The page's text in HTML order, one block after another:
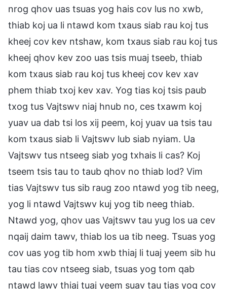
nrog qhov uas tsuas yog hais cov lus no xwb,
thiab koj ua li ntawd kom txaus siab rau koj tus
kheej cov kev ntshaw, kom txaus siab rau koj tus
kheej qhov kev zoo uas tsis muaj tseeb, thiab
kom txaus siab rau koj tus kheej cov kev xav
phem thiab txoj kev xav. Yog tias koj tsis paub
txog tus Vajtswv niaj hnub no, ces txawm koj
yuav ua dab tsi los xij peem, koj yuav ua tsis tau
kom txaus siab li Vajtswv lub siab nyiam. Ua
Vajtswv tus ntseeg siab yog txhais li cas? Koj
tseem tsis tau to taub qhov no thiab lod? Vim
tias Vajtswv tus sib raug zoo ntawd yog tib neeg,
yog li ntawd Vajtswv kuj yog tib neeg thiab.
Ntawd yog, qhov uas Vajtswv tau yug los ua cev
nqaij daim tawv, thiab los ua tib neeg. Tsuas yog
cov uas yog tib hom xwb thiaj li tuaj yeem sib hu
tau tias cov ntseeg siab, tsuas yog tom qab
ntawd lawv thiaj tuaj yeem suav tau tias yog cov